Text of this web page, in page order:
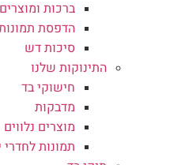
ברכות ומוצרים
הדפסת תמונות
סיכות דש
התינוקות שלנו
חישוקי בד
מדבקות
מוצרים נלווים
תמונות לחדרי